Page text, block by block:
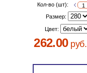
Кол-во (шт):
Размер:
Цвет:
262.00руб.